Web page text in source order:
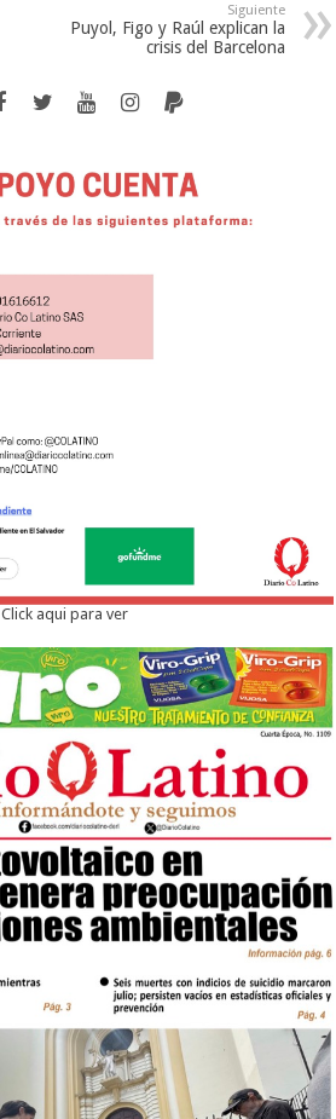
Siguiente
Puyol, Figo y Raúl explican la
crisis del Barcelona
Click aqui para ver